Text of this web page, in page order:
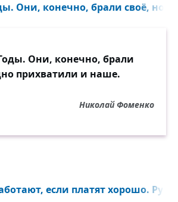
Они, конечно, брали своё, но
Они, конечно, брали
прихватили и наше.
Николай Фоменко
если платят хорошо.